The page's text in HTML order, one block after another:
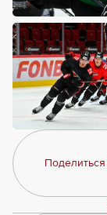
Поделиться